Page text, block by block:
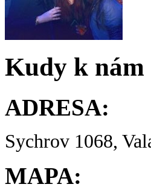
Kudy k nám
ADRESA:
Sychrov 1068,
MAPA: